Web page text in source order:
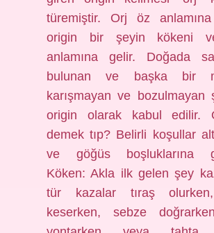
türemiştir. Orj öz
origin bir şeyin kökeni
anlamına gelir. Doğada
bulunan ve başka bir
karışmayan ve bozulmayan
origin olarak kabul edilir.
demek tıp? Belirli koşullar
ve göğüs boşluklarına
Köken: Akla ilk gelen şey
tür kazalar tıraş
keserken, sebze